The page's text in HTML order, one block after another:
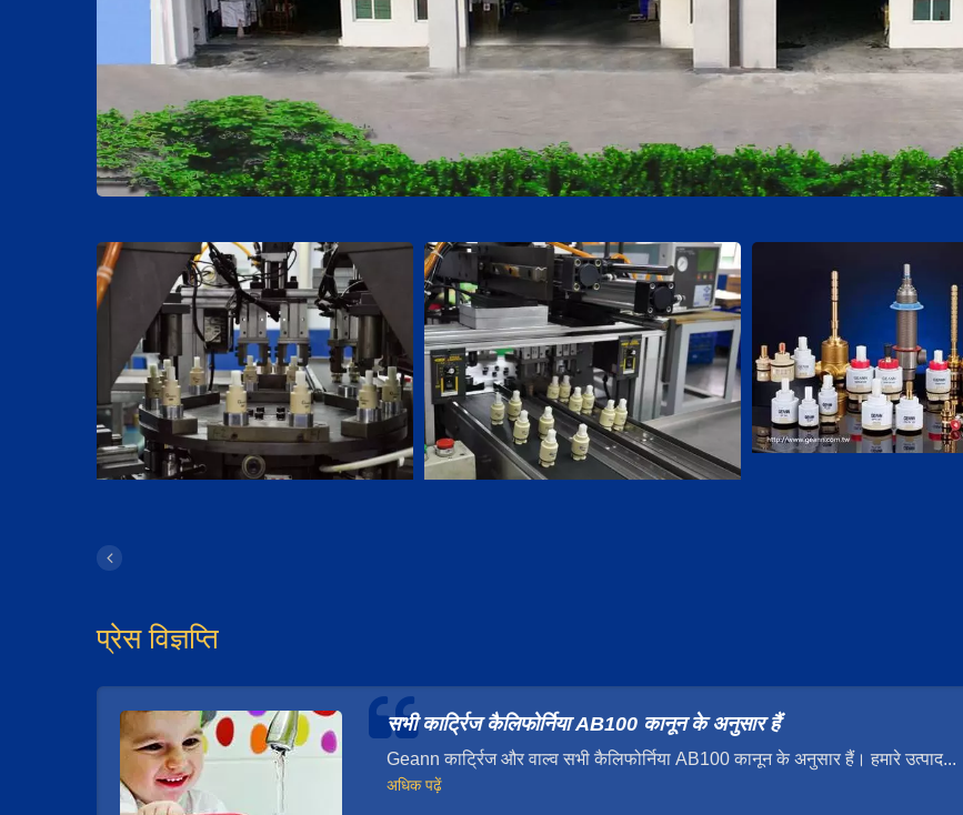
प्रेस विज्ञप्ति
सभी कार्ट्रिज कैलिफोर्निया AB100 कानून के अनुसार हैं
Geann कार्ट्रिज और वाल्व सभी कैलिफोर्निया AB100 कानून के अनुसार हैं। हमारे उत्पाद...
अधिक पढ़ें